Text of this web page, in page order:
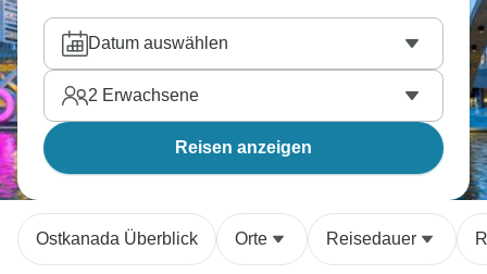
Datum auswählen
2 Erwachsene
Reisen anzeigen
Ostkanada Überblick Orte Reisedauer